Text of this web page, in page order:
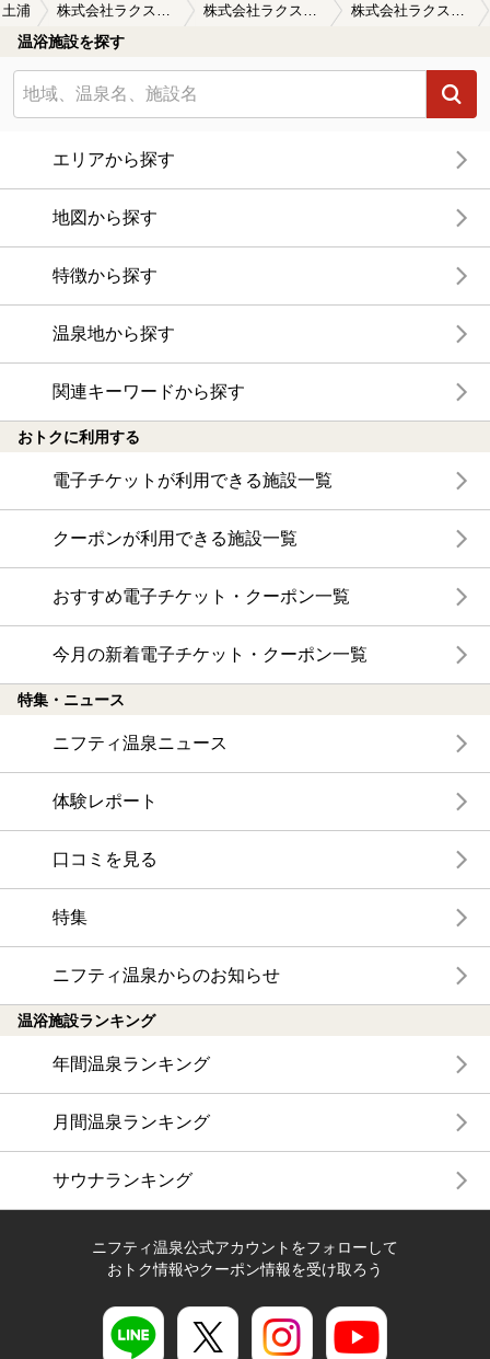
土浦
温浴施設を探す
エリアから探す
地図から探す
特徴から探す
温泉地から探す
関連キーワードから探す
おトクに利用する
電子チケットが利用できる施設一覧
クーポンが利用できる施設一覧
おすすめ電子チケット・クーポン一覧
今月の新着電子チケット・クーポン一覧
特集・ニュース
ニフティ温泉ニュース
体験レポート
口コミを見る
特集
ニフティ温泉からのお知らせ
温浴施設ランキング
年間温泉ランキング
月間温泉ランキング
サウナランキング
ニフティ温泉公式アカウントをフォローして
おトク情報やクーポン情報を受け取ろう